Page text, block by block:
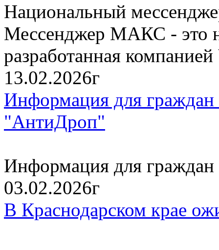
Национальный
Мессенджер МАКС - это
разработанная
13.02.2026г
Информация для граждан
"АнтиДроп"
Информация для граждан
03.02.2026г
В Краснодарском крае